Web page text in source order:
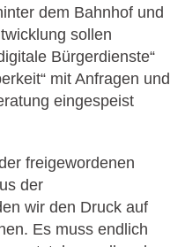
dem Bahnhof und
sollen
Bürgerdienste“
mit Anfragen und
eingespeist
freigewordenen
der
wir den Druck auf
Es muss endlich